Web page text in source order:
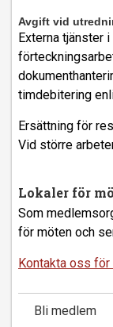
Avgift vid
Externa tjänster
timdebitering
Ersättning för
Vid större
Lokaler för
Som
för möten och
Kontakta oss
Bli medlem